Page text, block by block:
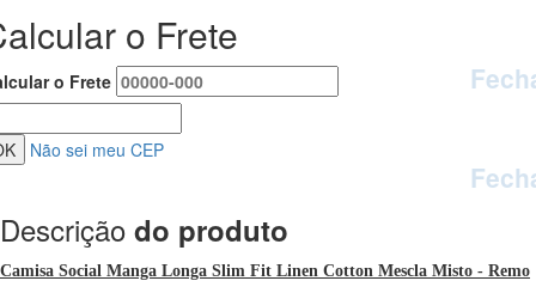
o Frete
o Frete
Não sei meu CEP
Descrição do produto
Camisa Social Manga Longa Slim Fit Linen Cotton Mescla Misto - Remo